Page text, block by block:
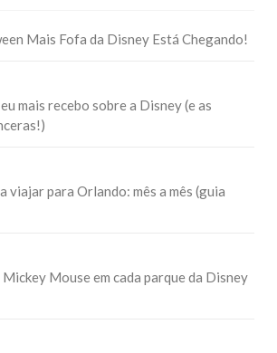
Mais Fofa da Disney Está Chegando!
mais recebo sobre a Disney (e as
viajar para Orlando: mês a mês (guia
Mouse em cada parque da Disney